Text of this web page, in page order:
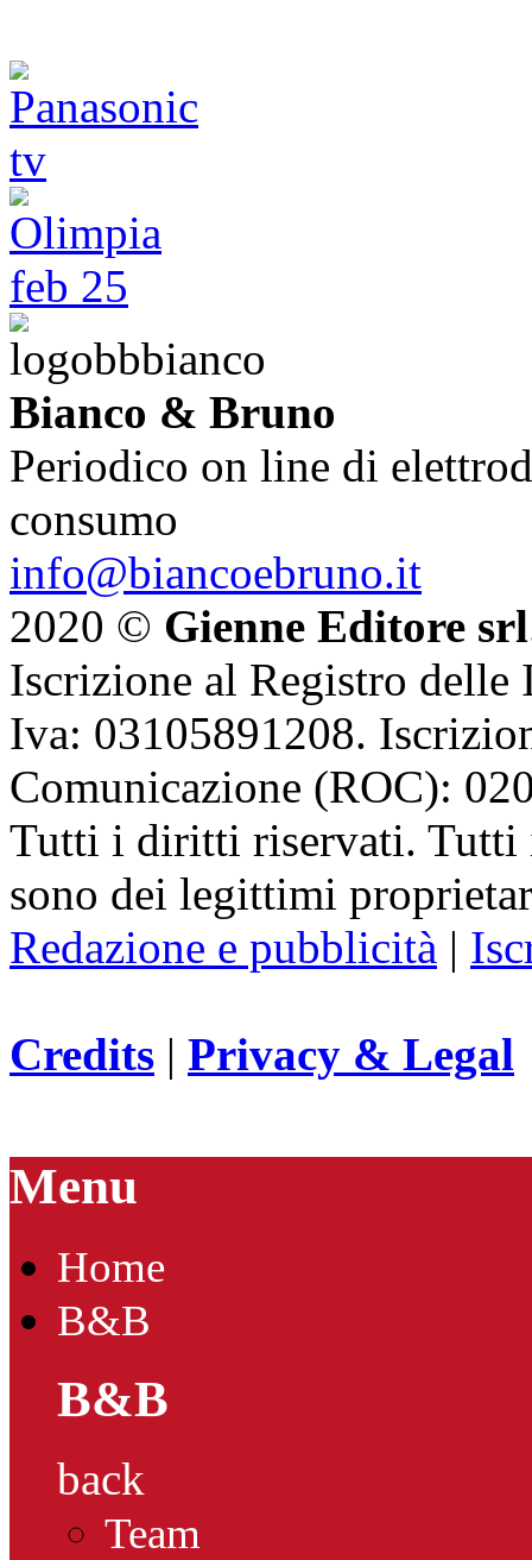
Bianco & Bruno
Periodico on line di
consumo
info@biancoebruno.it
2020 © Gienne Editore srl
Iscrizione al Registro delle
Iva: 03105891208.
Comunicazione (ROC):
Tutti i diritti riservati. Tutti
sono dei legittimi
Redazione e pubblicità |
Credits | Privacy & Legal
Menu
Home
B&B
B&B
back
Team